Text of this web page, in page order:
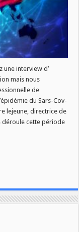
une interview d’
mais nous
de
du Sars-Cov-
lejeune, directrice de
déroule cette période